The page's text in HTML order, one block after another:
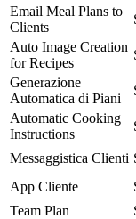
Email Meal Plans to
Clients
Auto Image Creation
for Recipes
Generazione
Automatica di Piani
Automatic Cooking
Instructions
Messaggistica Clienti
App Cliente
Team Plan